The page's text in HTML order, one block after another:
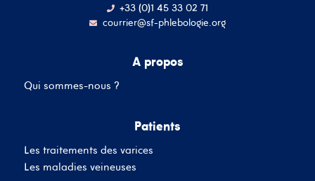
+33 (0)1 45 33 02 71
courrier@sf-phlebologie.org
A propos
Qui sommes-nous ?
Patients
Les traitements des varices
Les maladies veineuses
adresse mail
Se souvenir de moi